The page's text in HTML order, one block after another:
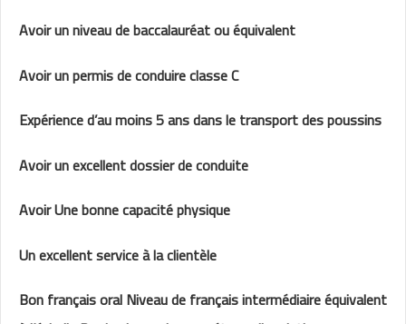
Avoir un niveau de baccalauréat ou équivalent
Avoir un permis de conduire classe C
Expérience d’au moins 5 ans dans le transport des poussins
Avoir un excellent dossier de conduite
Avoir Une bonne capacité physique
Un excellent service à la clientèle
Bon français oral Niveau de français intermédiaire équivalent